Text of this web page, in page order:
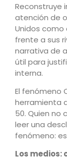
Reconstruye
atención de
Unidos como
frente a sus
narrativa de
útil para
interna.
El fenómeno
herramienta
50. Quien no
leer una
fenómeno:
Los medios: